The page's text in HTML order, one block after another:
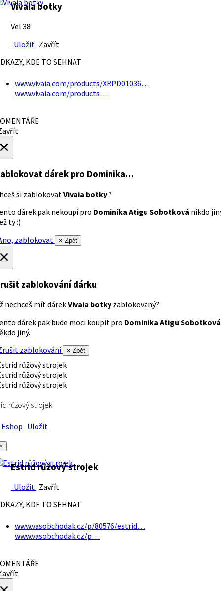
Vivaia botky
Vel 38
Uložit Zavřít
KDE TO SEHNAT
www.vivaia.com/products/XRPD01036…
www.vivaia.com/products…
dárek pro Dominika…
si zablokovatVivaia botky?
dárek pak nekoupí pro Dominika Atigu Sobotková nikdo
ty :)
zablokovat
× Zpět
zablokování dárku
nechceš mít dárekVivaia botky zablokovaný?
dárek pak bude moci koupit pro Dominika Atigu Sobotková
jiný.
zablokování
× Zpět
růžový strojek
Uložit
Estrid růžový strojek
Uložit Zavřít
KDE TO SEHNAT
www.vasobchodak.cz/p/80576/estrid…
www.vasobchodak.cz/p…